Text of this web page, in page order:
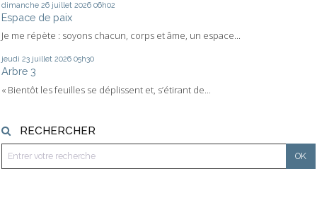
dimanche 26 juillet 2026 06h02
Espace de paix
Je me répète : soyons chacun, corps et âme, un espace...
jeudi 23 juillet 2026 05h30
Arbre 3
« Bientôt les feuilles se déplissent et, s’étirant de...
RECHERCHER